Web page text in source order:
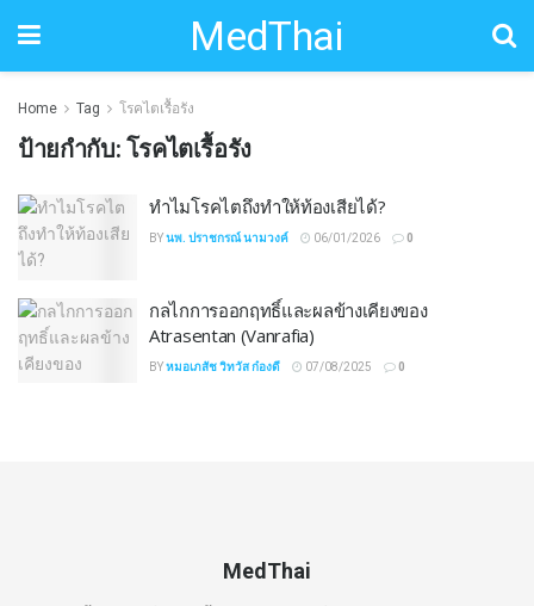
MedThai
Home Tag โรคไตเรื้อรัง
ป้ายกำกับ: โรคไตเรื้อรัง
ทำไมโรคไตถึงทำให้ท้องเสียได้?
BYนพ. ปราชกรณ์ นามวงค์ 06/01/2026 0
กลไกการออกฤทธิ์และผลข้างเคียงของ
Atrasentan (Vanrafia)
BYหมอเภสัช วิทวัส ก๋องดี 07/08/2025 0
MedThai